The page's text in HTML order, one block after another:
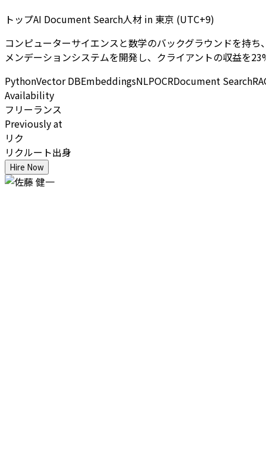
トップAI Document Search人材 in 東京 (UTC+9)
コンピューターサイエンスと数学のバックグラウンドを持
メンデーションシステムを開発し、クライアントの収益を
PythonVector DBEmbeddingsNLPOCRDocument Search
Availability
フリーランス
Previously at
リク
リクルート出身
Hire Now